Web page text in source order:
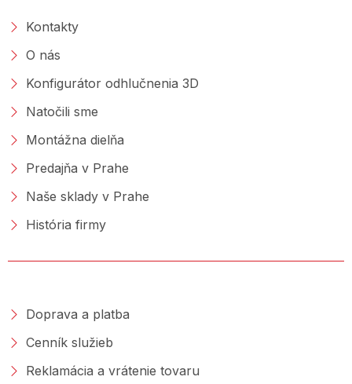
Kontakty
O nás
Konfigurátor odhlučnenia 3D
Natočili sme
Montážna dielňa
Predajňa v Prahe
Naše sklady v Prahe
História firmy
Doprava a platba
Cenník služieb
Reklamácia a vrátenie tovaru